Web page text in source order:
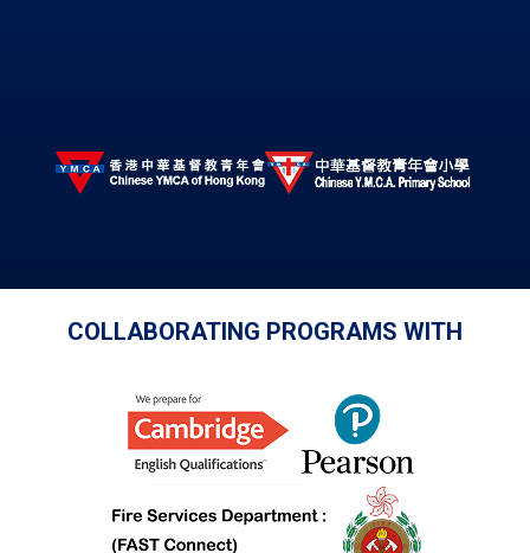
COLLABORATING PROGRAMS WITH